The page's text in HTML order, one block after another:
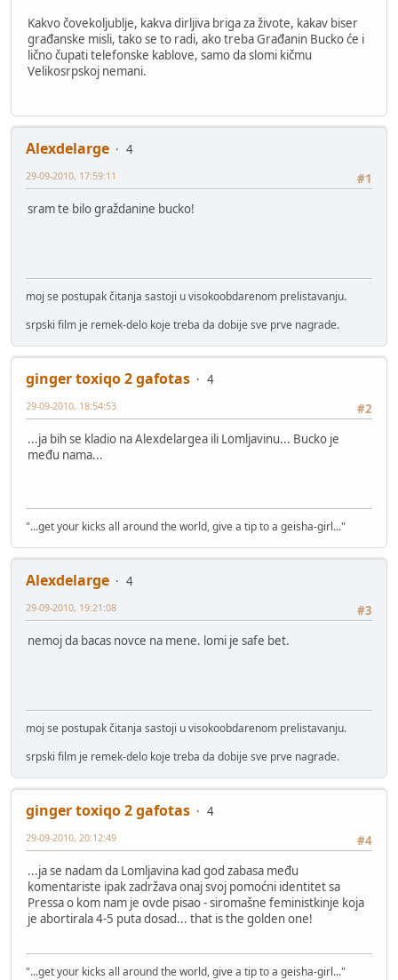
Kakvo čovekoljublje, kakva dirljiva briga za živote, kakav biser
građanske misli, tako se to radi, ako treba Građanin Bucko će i
lično čupati telefonske kablove, samo da slomi kičmu
Velikosrpskoj nemani.
Alexdelarge
4
#1
29-09-2010, 17:59:11
sram te bilo graždanine bucko!
moj se postupak čitanja sastoji u visokoobdarenom prelistavanju.
srpski film je remek-delo koje treba da dobije sve prve nagrade.
ginger toxiqo 2 gafotas
4
#2
29-09-2010, 18:54:53
...ja bih se kladio na Alexdelargea ili Lomljavinu... Bucko je
među nama...
"...get your kicks all around the world, give a tip to a geisha-girl..."
Alexdelarge
4
#3
29-09-2010, 19:21:08
nemoj da bacas novce na mene. lomi je safe bet.
moj se postupak čitanja sastoji u visokoobdarenom prelistavanju.
srpski film je remek-delo koje treba da dobije sve prve nagrade.
ginger toxiqo 2 gafotas
4
#4
29-09-2010, 20:12:49
...ja se nadam da Lomljavina kad god zabasa među
komentariste ipak zadržava onaj svoj pomoćni identitet sa
Pressa o kom nam je ovde pisao - siromašne feministkinje koja
je abortirala 4-5 puta dosad... that is the golden one!
"...get your kicks all around the world, give a tip to a geisha-girl..."